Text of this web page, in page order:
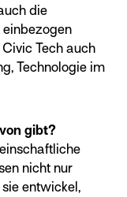
die
einbezogen
Tech auch
Technologie im
gibt?
nicht nur
entwickel,